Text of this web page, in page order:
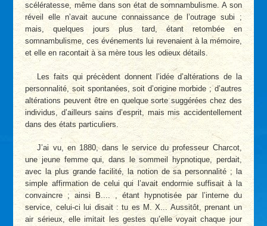
scélératesse, même dans son état de somnambulisme. A son
réveil elle n’avait aucune connaissance de l’outrage subi ;
mais, quelques jours plus tard, étant retombée en
somnambulisme, ces événements lui revenaient à la mémoire,
et elle en racontait à sa mère tous les odieux détails.
Les faits qui précèdent donnent l’idée d’altérations de la
personnalité, soit spontanées, soit d’origine morbide ; d’autres
altérations peuvent être en quelque sorte suggérées chez des
individus, d’ailleurs sains d’esprit, mais mis accidentellement
dans des états particuliers.
J’ai vu, en 1880, dans le service du professeur Charcot,
une jeune femme qui, dans le sommeil hypnotique, perdait,
avec la plus grande facilité, la notion de sa personnalité ; la
simple affirmation de celui qui l’avait endormie suffisait à la
convaincre ; ainsi B.... , étant hypnotisée par l’interne du
service, celui-ci lui disait : tu es M. X... Aussitôt, prenant un
air sérieux, elle imitait les gestes qu’elle voyait chaque jour